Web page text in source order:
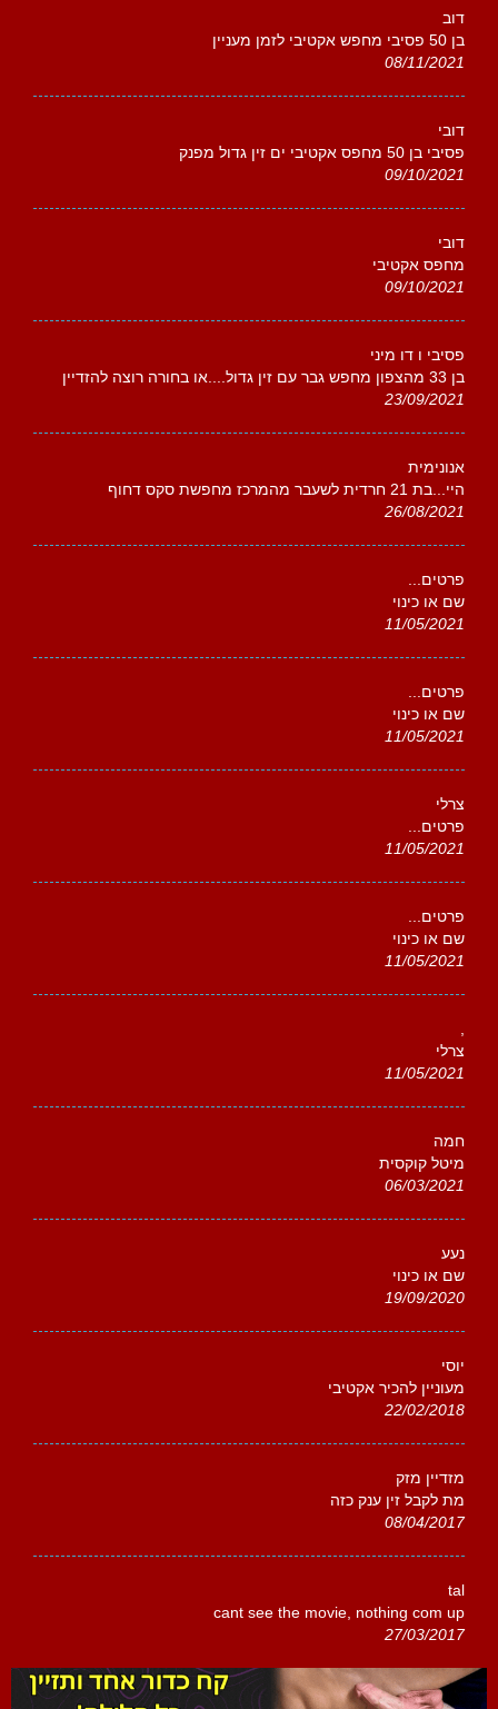
דוב
בן 50 פסיבי מחפש אקטיבי לזמן מעניין
08/11/2021
דובי
פסיבי בן 50 מחפס אקטיבי ים זין גדול מפנק
09/10/2021
דובי
מחפס אקטיבי
09/10/2021
פסיבי ו דו מיני
בן 33 מהצפון מחפש גבר עם זין גדול....או בחורה רוצה להזדיין
23/09/2021
אנונימית
היי...בת 21 חרדית לשעבר מהמרכז מחפשת סקס דחוף
26/08/2021
פרטים...
שם או כינוי
11/05/2021
פרטים...
שם או כינוי
11/05/2021
צרלי
פרטים...
11/05/2021
פרטים...
שם או כינוי
11/05/2021
,
צרלי
11/05/2021
חמה
מיטל קוקסית
06/03/2021
נעע
שם או כינוי
19/09/2020
יוסי
מעוניין להכיר אקטיבי
22/02/2018
מזדיין מזק
מת לקבל זין ענק כזה
08/04/2017
tal
cant see the movie, nothing com up
27/03/2017